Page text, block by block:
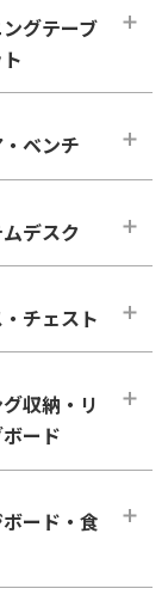
未満
プ
未満
未満
グテーブ
ベンチ
フィスチェア
デスク
60cm
46cm
60cm
46cm
チェスト
未満
収納・リ
ード
イドボード
ード・食